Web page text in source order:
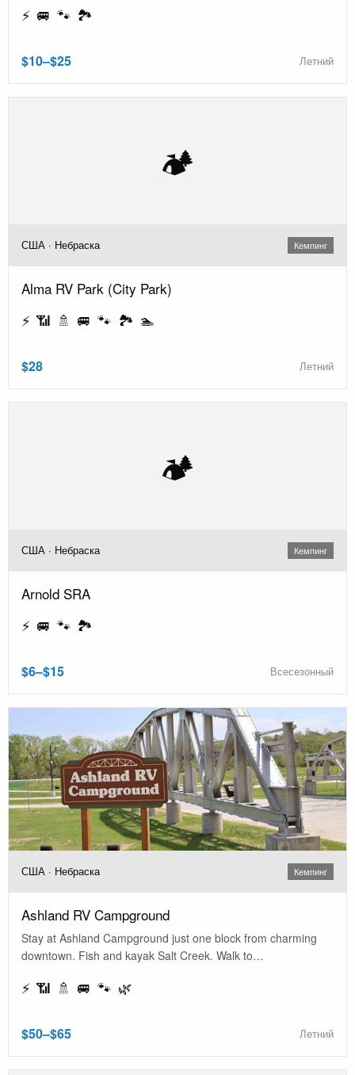
⚡ 🚐 🐾 🏞️
$10–$25 Летний
🏕️
США · Небраска Кемпинг
Alma RV Park (City Park)
⚡ 📶 🚿 🚐 🐾 🏞️ 🏊
$28 Летний
🏕️
США · Небраска Кемпинг
Arnold SRA
⚡ 🚐 🐾 🏞️
$6–$15 Всесезонный
США · Небраска Кемпинг
Ashland RV Campground
Stay at Ashland Campground just one block from charming
downtown. Fish and kayak Salt Creek. Walk to…
⚡ 📶 🚿 🚐 🐾 🌿
$50–$65 Летний